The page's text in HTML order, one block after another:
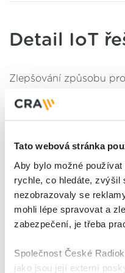
Tato webová stránka
Aby bylo možné
rychle, co hledáte, zvýšil
nezobrazovaly se
mohli lépe spravovat a
zabezpečení, je třeba
Společnost České
jako jsou její externí
Detail IoT
Zlepšování způsobu
portfoliu České
technologií, které
ekonomických důvodů
postupy - jsou sbírána
IoT čidel.
Co se pomocí IoT